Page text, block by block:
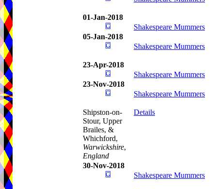
01-Jan-2018
Shakespeare Mummers
05-Jan-2018
Shakespeare Mummers
23-Apr-2018
Shakespeare Mummers
23-Nov-2018
Shakespeare Mummers
Shipston-on-
Stour, Upper
Brailes, &
Whichford,
Warwickshire,
England
Details
30-Nov-2018
Shakespeare Mummers